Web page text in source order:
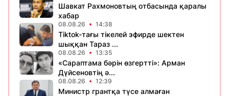
Шавкат Рахмоновтың отбасында қаралы
хабар
08.08.26 14:38
Tiktok-тағы тікелей эфирде шектен
шыққан Тараз ...
08.08.26 13:35
«Сараптама бәрін өзгертті»: Арман
Дүйсеновтің ә...
08.08.26 12:39
Министр грантқа түсе алмаған